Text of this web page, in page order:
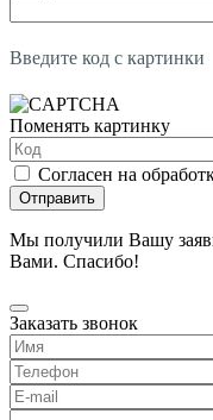
Введите код с картинки
Поменять картинку
Согласен на
Отправить
Мы получили Вашу
Вами. Спасибо!
Заказать звонок